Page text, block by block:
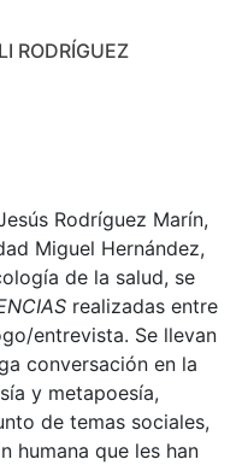
RODRÍGUEZ
Rodríguez Marín,
Miguel Hernández,
de la salud, se
realizadas entre
entrevista. Se llevan
conversación en la
y metapoesía,
de temas sociales,
humana que les han